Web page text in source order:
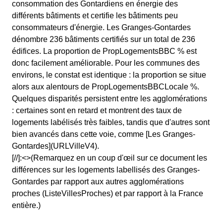
consommation des Gontardiens en énergie des
différents bâtiments et certifie les bâtiments peu
consommateurs d'énergie. Les Granges-Gontardes
dénombre 236 bâtiments certifiés sur un total de 236
édifices. La proportion de PropLogementsBBC % est
donc facilement améliorable. Pour les communes des
environs, le constat est identique : la proportion se situe
alors aux alentours de PropLogementsBBCLocale %.
Quelques disparités persistent entre les agglomérations
: certaines sont en retard et montrent des taux de
logements labélisés très faibles, tandis que d'autres sont
bien avancés dans cette voie, comme [Les Granges-
Gontardes](URLVilleV4).
[//]:<>(Remarquez en un coup d'œil sur ce document les
différences sur les logements labellisés des Granges-
Gontardes par rapport aux autres agglomérations
proches (ListeVillesProches) et par rapport à la France
entière.)